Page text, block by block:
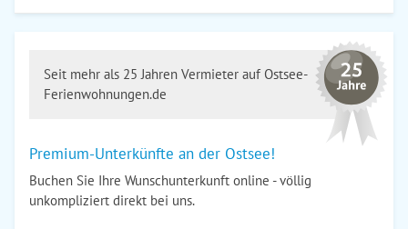
Seit mehr als 25 Jahren Vermieter auf Ostsee-
Ferienwohnungen.de
Premium-Unterkünfte an der Ostsee!
Buchen Sie Ihre Wunschunterkunft online - völlig
unkompliziert direkt bei uns.